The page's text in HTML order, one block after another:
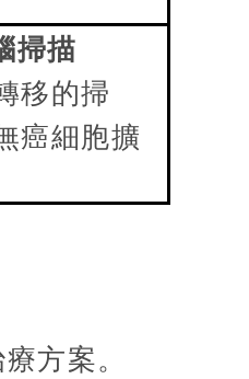
掃描
移的掃
癌細胞擴
方案。